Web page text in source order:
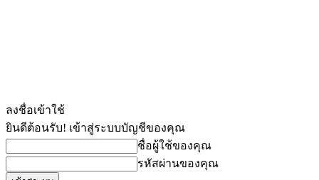
ลงชื่อเข้าใช้
ยินดีต้อนรับ! เข้าสู่ระบบบัญชีของคุณ
ชื่อผู้ใช้ของคุณ
รหัสผ่านของคุณ